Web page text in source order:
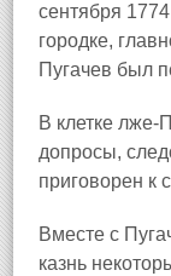
сентября
городке,
Пугачев был
В клетке
допросы,
приговорен к
Вместе с
казнь